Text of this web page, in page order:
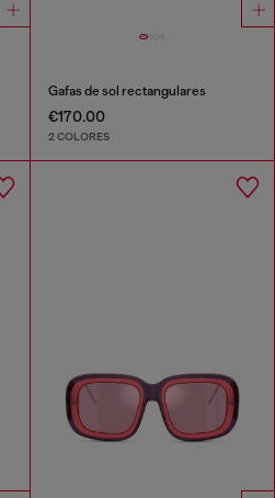
Gafas de sol rectangulares
€170.00
2 COLORES